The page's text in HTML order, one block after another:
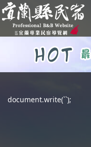
document.write(``);